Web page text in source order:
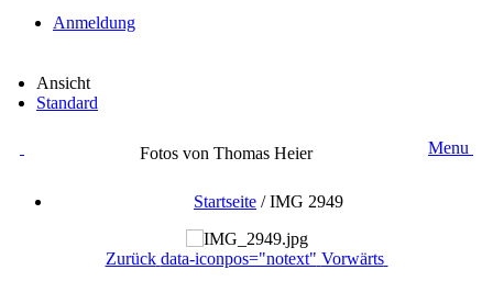
Anmeldung
Ansicht
Standard
Fotos von Thomas Heier Menu
Startseite /IMG 2949
Zurück data-iconpos="notext" Vorwärts